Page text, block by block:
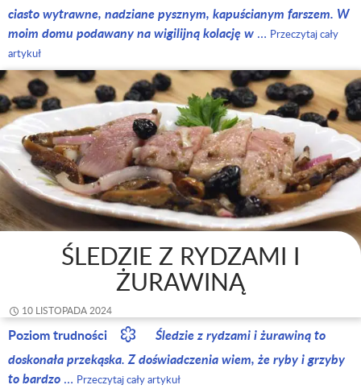
ciasto wytrawne, nadziane pysznym, kapuścianym farszem. W
moim domu podawany na wigilijną kolację w … Przeczytaj cały
artykuł
ŚLEDZIE Z RYDZAMI I
ŻURAWINĄ
10 LISTOPADA 2024
Poziom trudności
Śledzie z rydzami i żurawiną to
doskonała przekąska. Z doświadczenia wiem, że ryby i grzyby
to bardzo … Przeczytaj cały artykuł